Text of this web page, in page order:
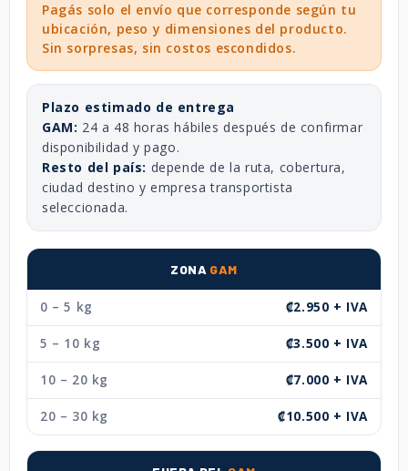
Pagás solo el envío que corresponde según tu
ubicación, peso y dimensiones del producto.
Sin sorpresas, sin costos escondidos.
Plazo estimado de entrega
GAM: 24 a 48 horas hábiles después de confirmar
disponibilidad y pago.
Resto del país: depende de la ruta, cobertura,
ciudad destino y empresa transportista
seleccionada.
ZONA GAM
0 – 5 kg ₡2.950 + IVA
5 – 10 kg ₡3.500 + IVA
10 – 20 kg ₡7.000 + IVA
20 – 30 kg ₡10.500 + IVA